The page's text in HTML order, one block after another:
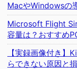
MacやWindowsの
Microsoft Flight
容量は？おすすめ
【実録画像付き
らできない原因と